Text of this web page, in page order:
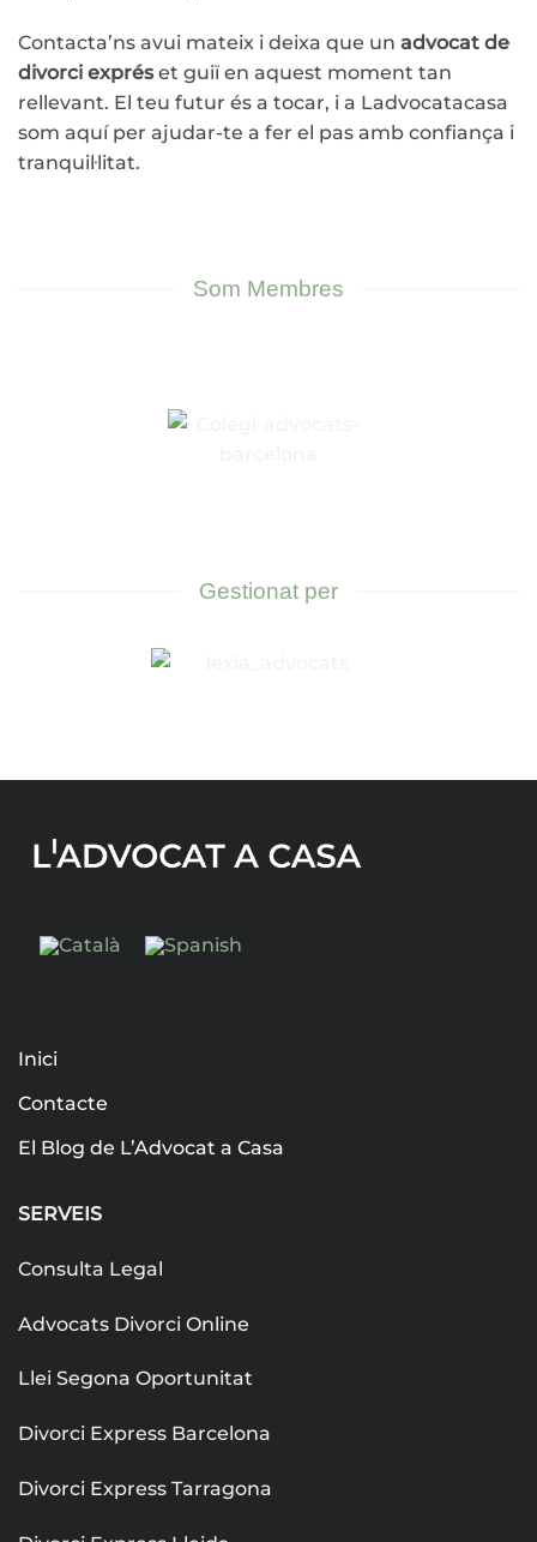
Contacta’ns avui mateix i deixa que un advocat de
divorci expréset guiï en aquest moment tan
rellevant. El teu futur és a tocar, i a Ladvocatacasa
som aquí per ajudar-te a fer el pas amb confiança i
tranquil·litat.
Som Membres
Gestionat per
Inici
Contacte
El Blog de L’Advocat a Casa
SERVEIS
Consulta Legal
Advocats Divorci Online
Llei Segona Oportunitat
Divorci Express Barcelona
Divorci Express Tarragona